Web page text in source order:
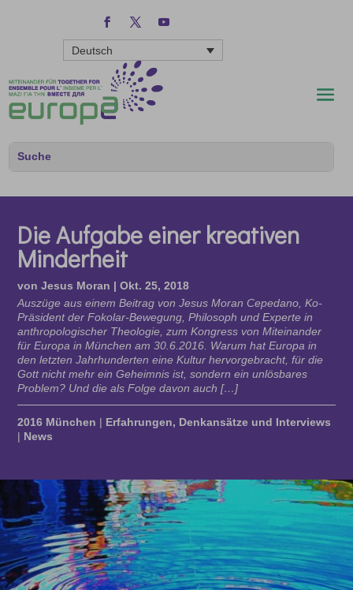
Deutsch
Die Aufgabe einer kreativen
Minderheit
vonJesus Moran |Okt. 25, 2018
Auszüge aus einem Beitrag von Jesus Moran Cepedano, Ko-
Präsident der Fokolar-Bewegung, Philosoph und Experte in
anthropologischer Theologie, zum Kongress von Miteinander
für Europa in München am 30.6.2016. Warum hat Europa in
den letzten Jahrhunderten eine Kultur hervorgebracht, für die
Gott nicht mehr ein Geheimnis ist, sondern ein unlösbares
Problem? Und die als Folge davon auch […]
2016 München | Erfahrungen, Denkansätze und Interviews
| News